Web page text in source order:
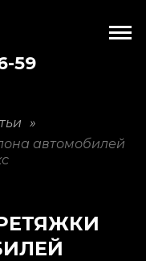
59
»
автомобилей